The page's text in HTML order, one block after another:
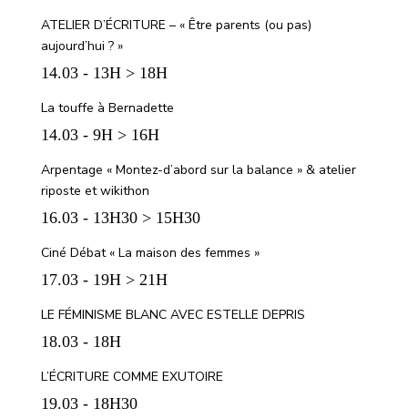
ATELIER D’ÉCRITURE – « Être parents (ou pas)
aujourd’hui ? »
14.03 - 13H > 18H
La touffe à Bernadette
14.03 - 9H > 16H
Arpentage « Montez-d’abord sur la balance » & atelier
riposte et wikithon
16.03 - 13H30 > 15H30
Ciné Débat « La maison des femmes »
17.03 - 19H > 21H
LE FÉMINISME BLANC AVEC ESTELLE DEPRIS
18.03 - 18H
L’ÉCRITURE COMME EXUTOIRE
19.03 - 18H30